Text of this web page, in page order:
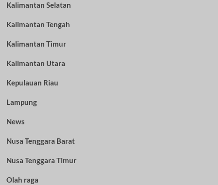
Kalimantan Selatan
Kalimantan Tengah
Kalimantan Timur
Kalimantan Utara
Kepulauan Riau
Lampung
News
Nusa Tenggara Barat
Nusa Tenggara Timur
Olah raga